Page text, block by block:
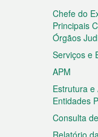
Chefe do
Principais
Órgãos
Serviços e
APM
Estrutura e
Entidades
Consulta
Relatório